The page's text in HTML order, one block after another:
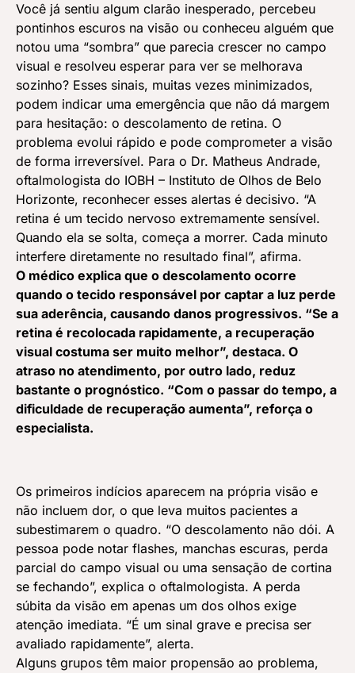
Você já sentiu algum clarão inesperado, percebeu
pontinhos escuros na visão ou conheceu alguém que
notou uma “sombra” que parecia crescer no campo
visual e resolveu esperar para ver se melhorava
sozinho? Esses sinais, muitas vezes minimizados,
podem indicar uma emergência que não dá margem
para hesitação: o descolamento de retina. O
problema evolui rápido e pode comprometer a visão
de forma irreversível. Para o Dr. Matheus Andrade,
oftalmologista do IOBH – Instituto de Olhos de Belo
Horizonte, reconhecer esses alertas é decisivo. “A
retina é um tecido nervoso extremamente sensível.
Quando ela se solta, começa a morrer. Cada minuto
interfere diretamente no resultado final”, afirma.
O médico explica que o descolamento ocorre
quando o tecido responsável por captar a luz perde
sua aderência, causando danos progressivos. “Se a
retina é recolocada rapidamente, a recuperação
visual costuma ser muito melhor”, destaca. O
atraso no atendimento, por outro lado, reduz
bastante o prognóstico. “Com o passar do tempo, a
dificuldade de recuperação aumenta”, reforça o
especialista.
Os primeiros indícios aparecem na própria visão e
não incluem dor, o que leva muitos pacientes a
subestimarem o quadro. “O descolamento não dói. A
pessoa pode notar flashes, manchas escuras, perda
parcial do campo visual ou uma sensação de cortina
se fechando”, explica o oftalmologista. A perda
súbita da visão em apenas um dos olhos exige
atenção imediata. “É um sinal grave e precisa ser
avaliado rapidamente”, alerta.
Alguns grupos têm maior propensão ao problema,